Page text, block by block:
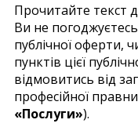
Прочитайте текст
Ви не погоджуєтесь
публічної оферти,
пунктів цієї
відмовитись від
професійної
«Послуги»).